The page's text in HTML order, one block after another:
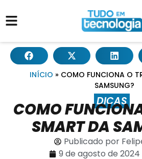
INÍCIO » COMO FUNCIONA O
SAMSUNG?
DICAS
COMO
SMART DA
Publicado por
9 de agosto de 2024